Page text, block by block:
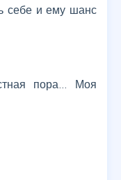
себе и ему шанс
пора… Моя